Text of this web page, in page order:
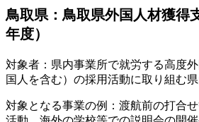
鳥取県：鳥取県外国人材獲得
年度）
対象者：県内事業所で就労する高度
国人を含む）の採用活動に取り組む
対象となる事業の例：渡航前の打合